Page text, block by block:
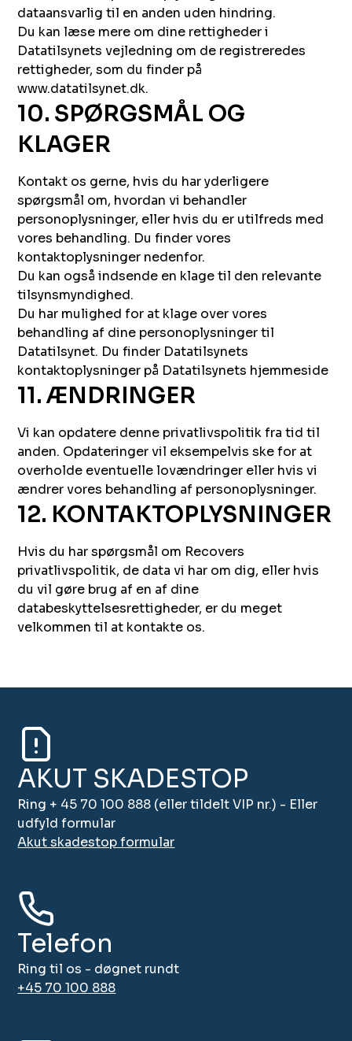
dataansvarlig til en anden uden hindring.
Du kan læse mere om dine rettigheder i
Datatilsynets vejledning om de registreredes
rettigheder, som du finder på
www.datatilsynet.dk.
10. SPØRGSMÅL OG
KLAGER
Kontakt os gerne, hvis du har yderligere
spørgsmål om, hvordan vi behandler
personoplysninger, eller hvis du er utilfreds med
vores behandling. Du finder vores
kontaktoplysninger nedenfor.
Du kan også indsende en klage til den relevante
tilsynsmyndighed.
Du har mulighed for at klage over vores
behandling af dine personoplysninger til
Datatilsynet. Du finder Datatilsynets
kontaktoplysninger på Datatilsynets hjemmeside
11. ÆNDRINGER
Vi kan opdatere denne privatlivspolitik fra tid til
anden. Opdateringer vil eksempelvis ske for at
overholde eventuelle lovændringer eller hvis vi
ændrer vores behandling af personoplysninger.
12. KONTAKTOPLYSNINGER
Hvis du har spørgsmål om Recovers
privatlivspolitik, de data vi har om dig, eller hvis
du vil gøre brug af en af dine
databeskyttelsesrettigheder, er du meget
velkommen til at kontakte os.
AKUT SKADESTOP
Ring + 45 70 100 888 (eller tildelt VIP nr.) - Eller
udfyld formular
Akut skadestop formular
Telefon
Ring til os - døgnet rundt
+45 70 100 888